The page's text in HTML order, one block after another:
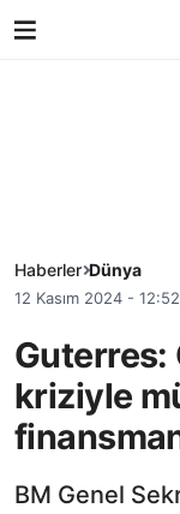
Haberler Dünya
12 Kasım 2024 - 12:52
Guterres:
kriziyle
BM Genel